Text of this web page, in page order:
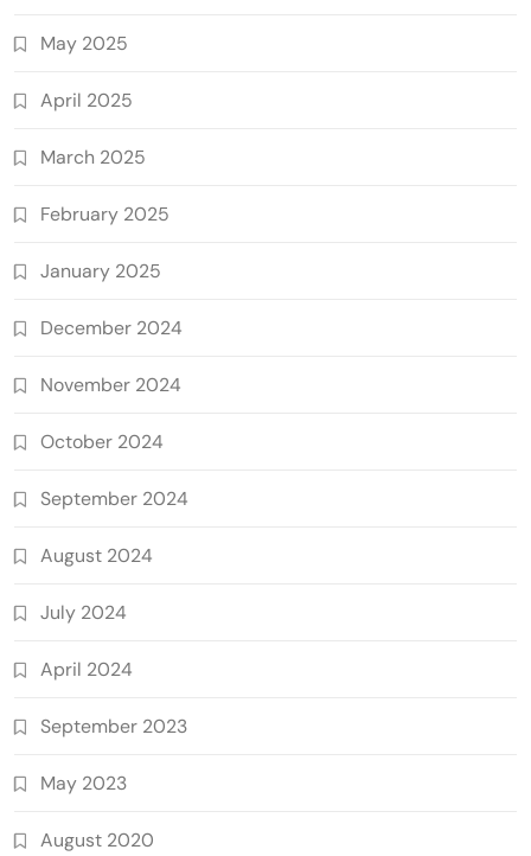
May 2025
April 2025
March 2025
February 2025
January 2025
December 2024
November 2024
October 2024
September 2024
August 2024
July 2024
April 2024
September 2023
May 2023
August 2020